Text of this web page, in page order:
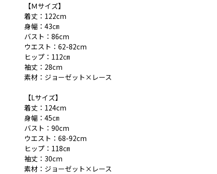
【Ｍサイズ】
着丈：122cm
身幅：43㎝
バスト：86cm
ウエスト：62-82cm
ヒップ：112㎝
袖丈：28cm
素材：ジョーゼット×レース
【Lサイズ】
着丈：124cm
身幅：45㎝
バスト：90cm
ウエスト：68-92cm
ヒップ：118㎝
袖丈：30cm
素材：ジョーゼット×レース